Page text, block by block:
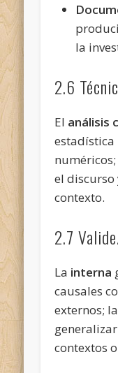
la
2.6
El análisis
estadística
numéricos;
el discurso
contexto.
2.7
La interna
causales
externos; la
contextos